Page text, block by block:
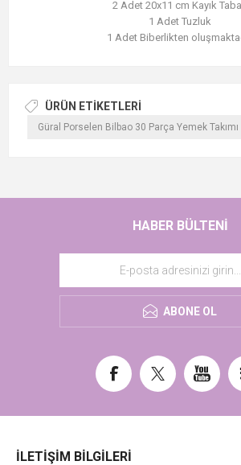
2 Adet 20x11 cm Kayık
1 Adet Tuzluk
1 Adet Biberlikten
ÜRÜN ETIKETLERI
Güral Porselen Bilbao 30 Parça Yemek Takımı
HABER BÜLTENI
ABONE OL
İLETIŞIM BILGILERI